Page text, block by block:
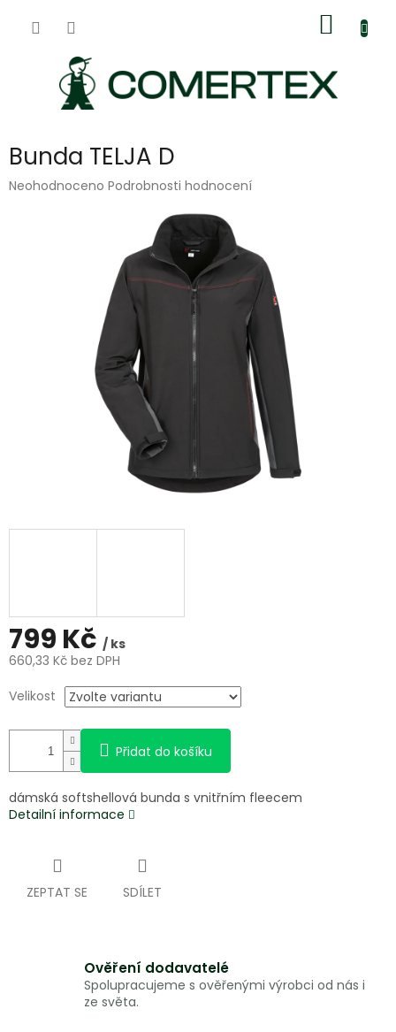
košík
Bunda TELJA D
Průměrné
Neohodnoceno Podrobnosti hodnocení
799 Kč / ks
660,33 Kč bez DPH
cena:
Velikost
Přidat do košíku
dámská softshellová bunda s vnitřním fleecem
Detailní informace
ZEPTAT SE SDÍLET
Ověření dodavatelé
Spolupracujeme s ověřenými výrobci od nás i
ze světa.